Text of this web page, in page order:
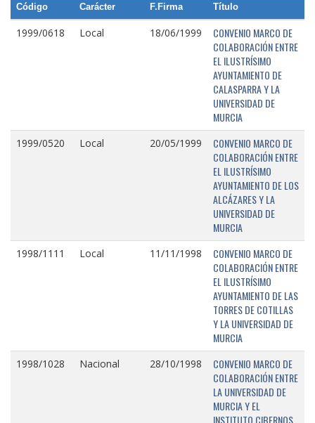
Código Carácter F.Firma Título
1999/0618 Local 18/06/1999
CONVENIO MARCO DE
COLABORACIÓN ENTRE
EL ILUSTRÍSIMO
AYUNTAMIENTO DE
CALASPARRA Y LA
UNIVERSIDAD DE
MURCIA
1999/0520 Local 20/05/1999
CONVENIO MARCO DE
COLABORACIÓN ENTRE
EL ILUSTRÍSIMO
AYUNTAMIENTO DE LOS
ALCÁZARES Y LA
UNIVERSIDAD DE
MURCIA
1998/1111 Local 11/11/1998
CONVENIO MARCO DE
COLABORACIÓN ENTRE
EL ILUSTRÍSIMO
AYUNTAMIENTO DE LAS
TORRES DE COTILLAS
Y LA UNIVERSIDAD DE
MURCIA
1998/1028 Nacional 28/10/1998
CONVENIO MARCO DE
COLABORACIÓN ENTRE
LA UNIVERSIDAD DE
MURCIA Y EL
INSTITUTO CIBERNOS